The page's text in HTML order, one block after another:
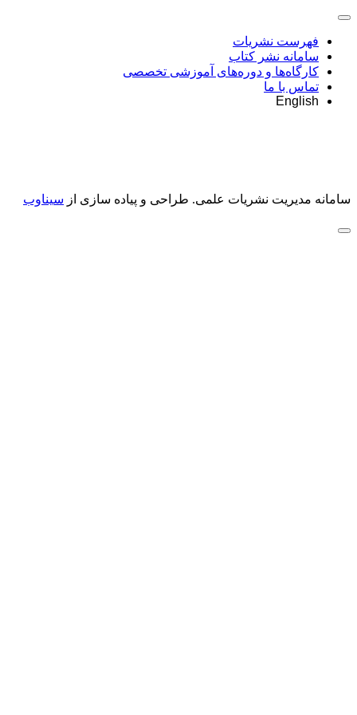
فهرست نشریات
سامانه نشر کتاب
کارگاه‌ها و دوره‌های آموزشی تخصصی
تماس با ما
English
سامانه مدیریت نشریات علمی. طراحی و پیاده سازی از سیناوب